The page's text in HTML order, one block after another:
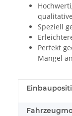
Speziell
Perfekt
Mängel
Wert